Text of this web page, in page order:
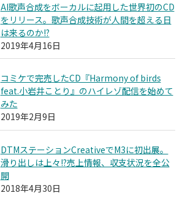
AI歌声合成をボーカルに起用した世界初のCD
をリリース。歌声合成技術が人間を超える日
は来るのか!?
2019年4月16日
コミケで完売したCD『Harmony of birds
feat.小岩井ことり』のハイレゾ配信を始めて
みた
2019年2月9日
DTMステーションCreativeでM3に初出展。
滑り出しは上々!?売上情報、収支状況を全公
開
2018年4月30日